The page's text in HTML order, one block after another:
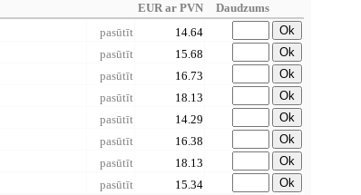
EUR ar PVN
Daudzums
pasūtīt 14.64
Ok
pasūtīt 15.68
Ok
pasūtīt 16.73
Ok
pasūtīt 18.13
Ok
pasūtīt 14.29
Ok
pasūtīt 16.38
Ok
pasūtīt 18.13
Ok
pasūtīt 15.34 Ok